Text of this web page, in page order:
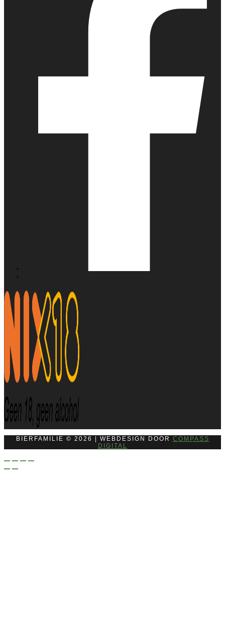
BIERFAMILIE © 2026 | WEBDESIGN DOOR COMPASS
DIGITAL